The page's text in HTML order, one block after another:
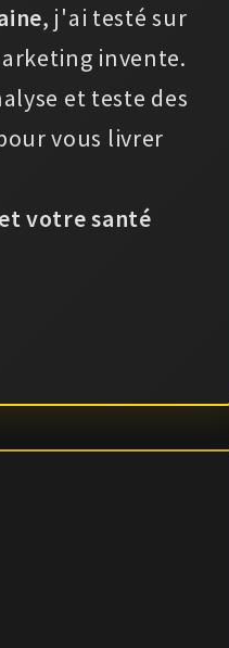
, j'ai testé sur
invente.
et teste des
vous livrer
votre santé